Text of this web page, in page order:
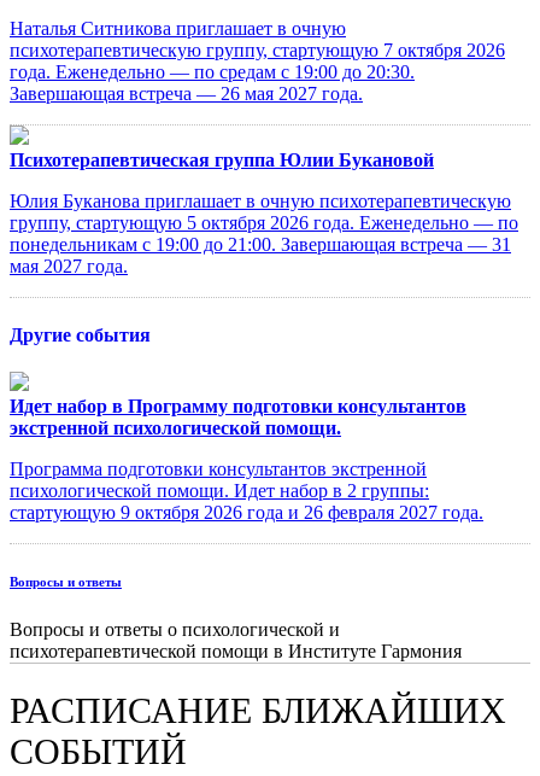
Наталья Ситникова приглашает в очную
психотерапевтическую группу, стартующую 7 октября 2026
года. Еженедельно — по средам с 19:00 до 20:30.
Завершающая встреча — 26 мая 2027 года.
Психотерапевтическая группа Юлии Букановой
Юлия Буканова приглашает в очную психотерапевтическую
группу, стартующую 5 октября 2026 года. Еженедельно — по
понедельникам с 19:00 до 21:00. Завершающая встреча — 31
мая 2027 года.
Другие события
Идет набор в Программу подготовки консультантов
экстренной психологической помощи.
Программа подготовки консультантов экстренной
психологической помощи. Идет набор в 2 группы:
стартующую 9 октября 2026 года и 26 февраля 2027 года.
Вопросы и ответы
Вопросы и ответы о психологической и
психотерапевтической помощи в Институте Гармония
РАСПИСАНИЕ БЛИЖАЙШИХ
СОБЫТИЙ